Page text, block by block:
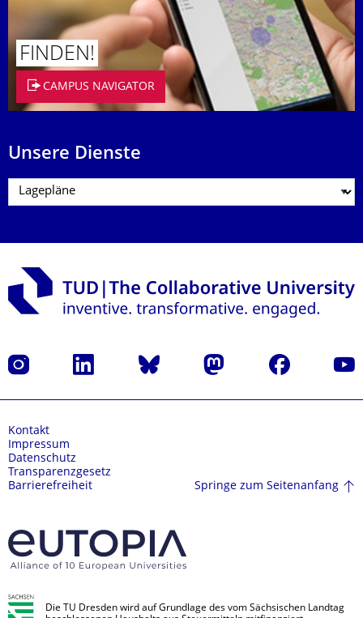
FINDEN!
CAMPUS NAVIGATOR
Unsere Dienste
Instagram LinkedIn Bluesky Mastodon Facebook
Kontakt
Impressum
Datenschutz
Transparenzgesetz
Barrierefreiheit
Springe zum Seitenanfang
Die TU Dresden wird auf Grundlage des vom Sächsischen Landtag